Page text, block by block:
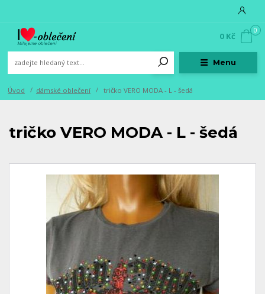
Menu
0
0 Kč
Úvod dámské oblečení tričko VERO MODA - L - šedá
tričko VERO MODA - L - šedá